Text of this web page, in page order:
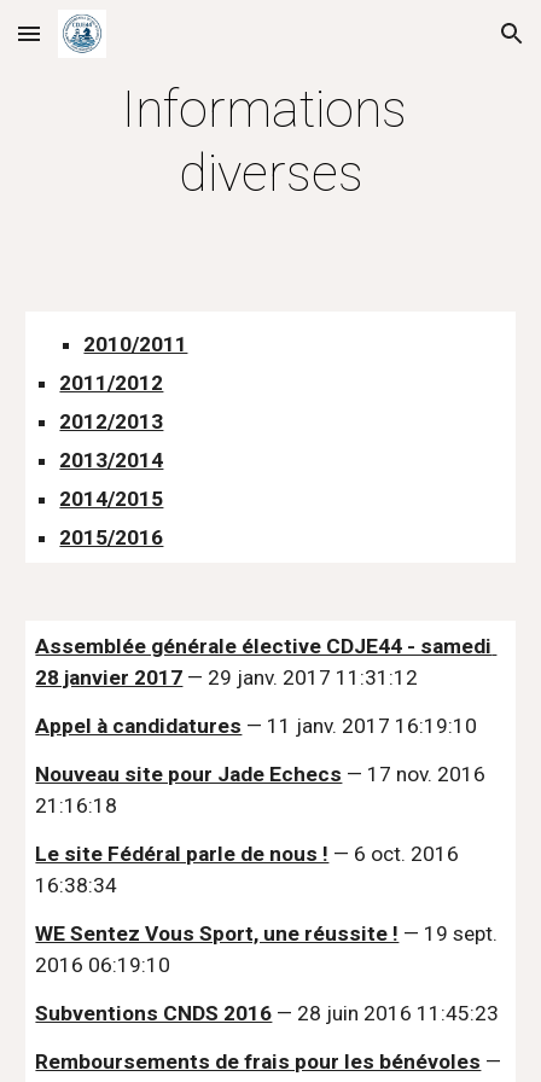
Skip to main content Skip to navigation
Informations
diverses
2010/2011
2011/2012
2012/2013
2013/2014
2014/2015
2015/2016
Assemblée générale élective CDJE44 - samedi
28 janvier 2017 — 29 janv. 2017 11:31:12
Appel à candidatures — 11 janv. 2017 16:19:10
Nouveau site pour Jade Echecs — 17 nov. 2016
21:16:18
Le site Fédéral parle de nous ! — 6 oct. 2016
16:38:34
WE Sentez Vous Sport, une réussite ! — 19 sept.
2016 06:19:10
Subventions CNDS 2016 — 28 juin 2016 11:45:23
Remboursements de frais pour les bénévoles —